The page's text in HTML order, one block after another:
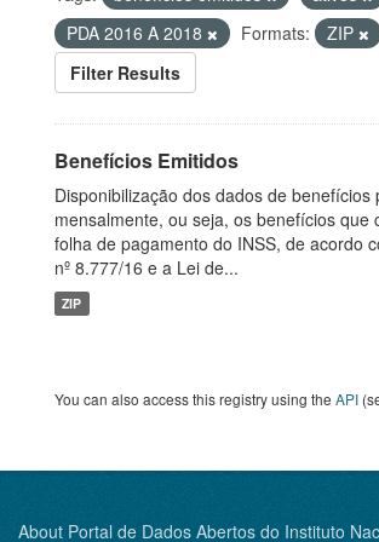
PDA 2016 A 2018
Formats:
ZIP
Filter Results
Benefícios Emitidos
Disponibilização dos dados de benefícios
mensalmente, ou seja, os benefícios que
folha de pagamento do INSS, de acordo
nº 8.777/16 e a Lei de...
ZIP
You can also access this registry using the API
About Portal de Dados Abertos do Instituto